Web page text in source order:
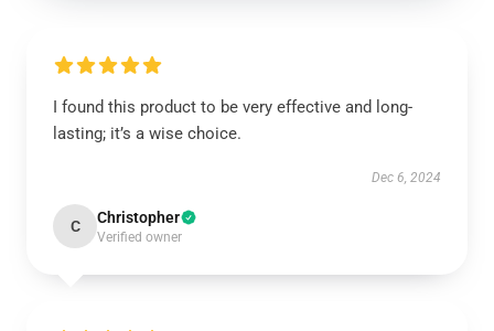
I found this product to be very effective and long-
lasting; it’s a wise choice.
Dec 6, 2024
C Christopher
Verified owner